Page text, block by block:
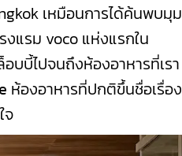
เหมือนการได้ค้นพบมุม
งแรม voco แห่งแรกใน
บบี้ไปจนถึงห้องอาหารที่เรา
ห้องอาหารที่ปกติขึ้นชื่อเรื่อง
จ